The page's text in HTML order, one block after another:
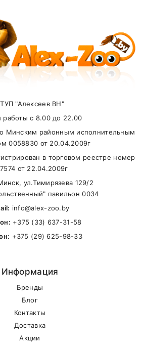
"Алексеев ВН"
с 8.00 до 22.00
Минским районным исполнительным
0058830 от 20.04.2009г
в торговом реестре номер
от 22.04.2009г
ул.Тимирязева 129/2
павильон 0034
info@alex-zoo.by
+375 (33) 637-31-58
+375 (29) 625-98-33
Информация
Бренды
Блог
Контакты
Доставка
Акции